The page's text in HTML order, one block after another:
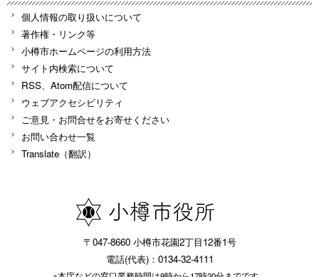
個人情報の取り扱いについて
著作権・リンク等
小樽市ホームページの利用方法
サイト内検索について
RSS、Atom配信について
ウェブアクセシビリティ
ご意見・お問合せをお寄せください
お問い合わせ一覧
Translate（翻訳）
〒047-8660 小樽市花園2丁目12番1号
電話(代表)：0134-32-4111